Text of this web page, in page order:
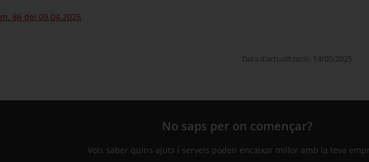
86 del 09.04.2025
Data d'actualització 14/05/2025
No saps per on començar?
Vols saber quins ajuts i serveis poden encaixar millor amb la teva